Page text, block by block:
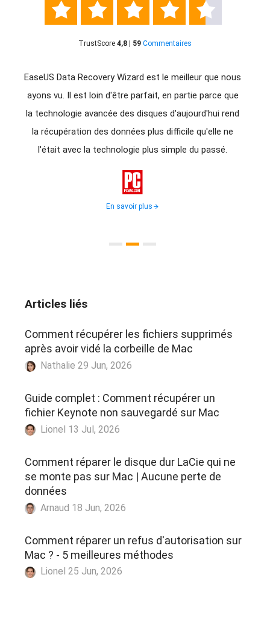
    
TrustScore 4,8 | 59 Commentaires
EaseUS Data Recovery Wizard est le meilleur que nous
ayons vu. Il est loin d'être parfait, en partie parce que
la technologie avancée des disques d'aujourd'hui rend
la récupération des données plus difficile qu'elle ne
l'était avec la technologie plus simple du passé.

En savoir plus
Articles liés
Comment récupérer les fichiers supprimés
après avoir vidé la corbeille de Mac
Nathalie 29 Jun, 2026
Guide complet : Comment récupérer un
fichier Keynote non sauvegardé sur Mac
Lionel 13 Jul, 2026
Comment réparer le disque dur LaCie qui ne
se monte pas sur Mac | Aucune perte de
données
Arnaud 18 Jun, 2026
Comment réparer un refus d'autorisation sur
Mac ? - 5 meilleures méthodes
Lionel 25 Jun, 2026